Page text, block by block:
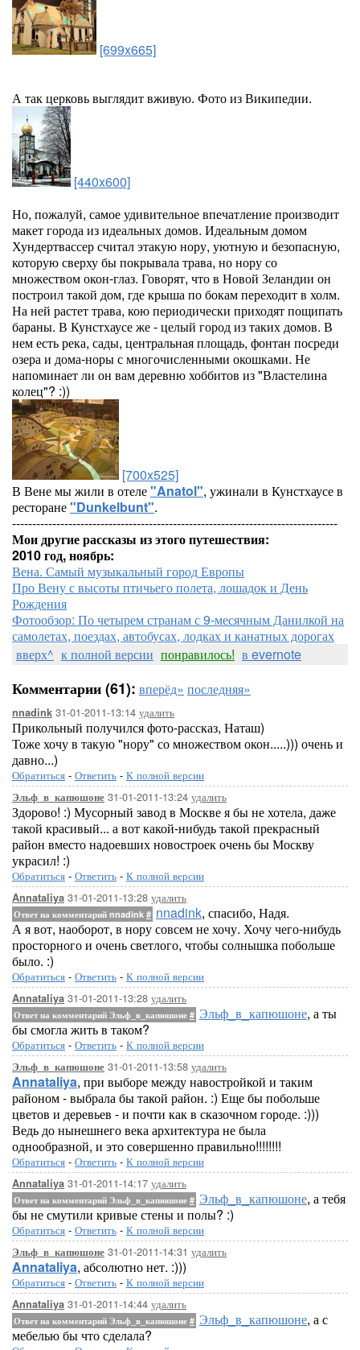
[699x665]
А так церковь выглядит вживую. Фото из Википедии.
[440x600]
Но, пожалуй, самое удивительное впечатление производит
макет города из идеальных домов. Идеальным домом
Хундертвассер считал этакую нору, уютную и безопасную,
которую сверху бы покрывала трава, но нору со
множеством окон-глаз. Говорят, что в Новой Зеландии он
построил такой дом, где крыша по бокам переходит в холм.
На ней растет трава, кою периодически приходят пощипать
бараны. В Кунстхаусе же - целый город из таких домов. В
нем есть река, сады, центральная площадь, фонтан посреди
озера и дома-норы с многочисленными окошками. Не
напоминает ли он вам деревню хоббитов из "Властелина
колец"? :))
[700x525]
В Вене мы жили в отеле"Anatol", ужинали в Кунстхаусе в
ресторане"Dunkelbunt".
---------------------------------------------------------------------------------
Мои другие рассказы из этого путешествия:
2010 год, ноябрь:
Вена. Самый музыкальный город Европы
Про Вену с высоты птичьего полета, лошадок и День
Рождения
Фотообзор: По четырем странам с 9-месячным Данилкой на
самолетах, поездах, автобусах, лодках и канатных дорогах
вверх^ к полной версии понравилось! в evernote
Комментарии (61): вперёд» последняя»
nnadink 31-01-2011-13:14 удалить
Прикольный получился фото-рассказ, Наташ)
Тоже хочу в такую "нору" со множеством окон.....))) очень и
давно...)
Обратиться - Ответить - К полной версии
Эльф_в_капюшоне 31-01-2011-13:24 удалить
Здорово! :) Мусорный завод в Москве я бы не хотела, даже
такой красивый... а вот какой-нибудь такой прекрасный
район вместо надоевших новостроек очень бы Москву
украсил! :)
Обратиться - Ответить - К полной версии
Annataliya 31-01-2011-13:28 удалить
Ответ на комментарий nnadink # nnadink, спасибо, Надя.
А я вот, наоборот, в нору совсем не хочу. Хочу чего-нибудь
просторного и очень светлого, чтобы солнышка побольше
было. :)
Обратиться - Ответить - К полной версии
Annataliya 31-01-2011-13:28 удалить
Ответ на комментарий Эльф_в_капюшоне # Эльф_в_капюшоне, а ты
бы смогла жить в таком?
Обратиться - Ответить - К полной версии
Эльф_в_капюшоне 31-01-2011-13:58 удалить
Annataliya, при выборе между навостройкой и таким
районом - выбрала бы такой район. :) Еще бы побольше
цветов и деревьев - и почти как в сказочном городе. :)))
Ведь до нынешнего века архитектура не была
однообразной, и это совершенно правильно!!!!!!!!
Обратиться - Ответить - К полной версии
Annataliya 31-01-2011-14:17 удалить
Ответ на комментарий Эльф_в_капюшоне # Эльф_в_капюшоне, а тебя
бы не смутили кривые стены и полы? :)
Обратиться - Ответить - К полной версии
Эльф_в_капюшоне 31-01-2011-14:31 удалить
Annataliya, абсолютно нет. :)))
Обратиться - Ответить - К полной версии
Annataliya 31-01-2011-14:44 удалить
Ответ на комментарий Эльф_в_капюшоне # Эльф_в_капюшоне, а с
мебелью бы что сделала?